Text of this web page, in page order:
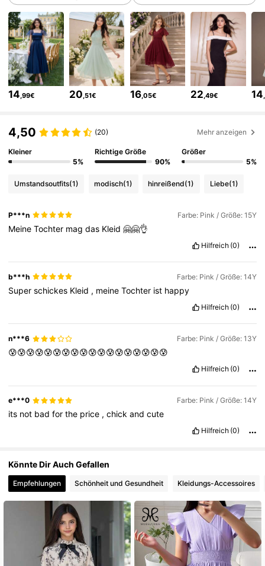
4,82 128K Follower
4,82 128K Follower
128K Follower
4,82 128K Follower
14,99€ 20,51€ 16,05€ 22,49€ 14
4,50 (20) Mehr anzeigen
Kleiner
5%
Richtige Größe
90%
Größer
5%
Umstandsoutfits(1) modisch(1) hinreißend(1) Liebe(1)
P***n Farbe: Pink / Größe: 15Y
MeineTochter magdas Kleid🤗🤗👌
Hilfreich (0)
b***h Farbe: Pink / Größe: 14Y
Superschickes Kleid , meineTochter ist happy
Hilfreich (0)
n***6 Farbe: Pink / Größe: 13Y
😰😰😰😰😰😰😰😰😰😰😰😰😰😰😰😰😰😰
Hilfreich (0)
e***0 Farbe: Pink / Größe: 14Y
its not badforthe price ,chickandcute
Hilfreich (0)
Könnte Dir Auch Gefallen
Empfehlungen Schönheit und Gesundheit Kleidungs-Accessoires